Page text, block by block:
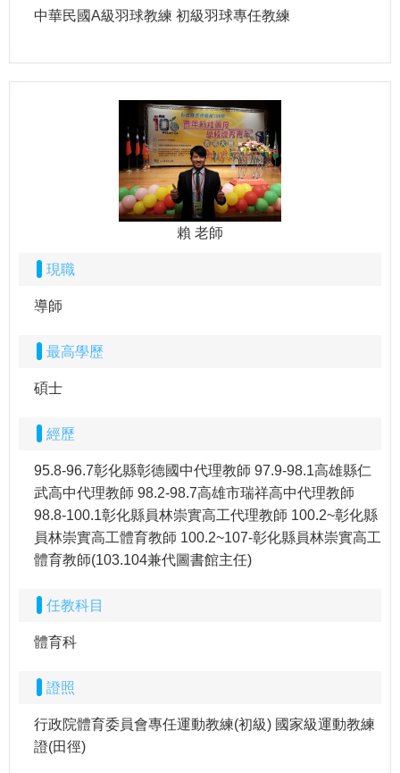
中華民國A級羽球教練 初級羽球專任教練
賴 老師
現職
導師
最高學歷
碩士
經歷
95.8-96.7彰化縣彰德國中代理教師 97.9-98.1高雄縣仁
武高中代理教師 98.2-98.7高雄市瑞祥高中代理教師
98.8-100.1彰化縣員林崇實高工代理教師 100.2~彰化縣
員林崇實高工體育教師 100.2~107-彰化縣員林崇實高工
體育教師(103.104兼代圖書館主任)
任教科目
體育科
證照
行政院體育委員會專任運動教練(初級) 國家級運動教練
證(田徑)